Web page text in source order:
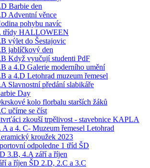
Barbie den
Adventní věnce
pohybu navíc
třídy HALLOWEEN
výlet do Šestajovic
jablíčkový den
Když vyučují studenti PdF
a 4.D Galerie moderního umění
a 4.D Letohrad muzeum řemesel
Slavnostní předání slabikáře
Day
kolo florbalu starších žáků
učíme se číst
zkouší trpělivost - stavebnice KAPLA
A a 4. C- Muzeum řemesel Letohrad
kroužek 2023
odpoledne 1 tříd ŠD
3.B, 4.A září a říjen
a říjen ŠD 2.D, 2.C a 3.C